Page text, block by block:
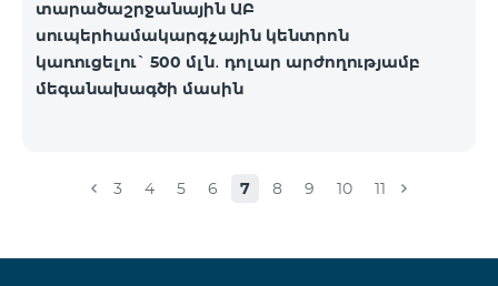
տարածաշրջանային ԱԲ
սուպերհամակարգչային կենտրոն
կառուցելու` 500 մլն․ դոլար արժողությամբ
մեգանախագծի մասին
3 4 5 6 7 8 9 10 11